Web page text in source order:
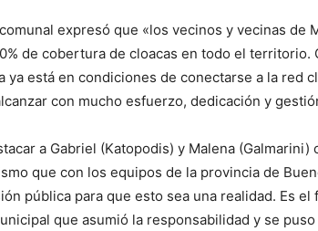
expresó que «los vecinos y vecinas de
de cobertura de cloacas en todo el territorio.
ya está en condiciones de conectarse a la red
con mucho esfuerzo, dedicación y
a Gabriel (Katopodis) y Malena
que con los equipos de la provincia de
pública para que esto sea una realidad. Es el
que asumió la responsabilidad y se